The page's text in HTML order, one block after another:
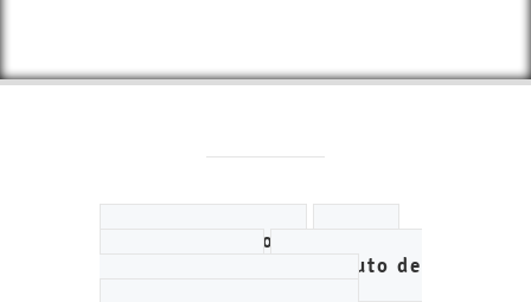
Ayuntamiento
Instituto de